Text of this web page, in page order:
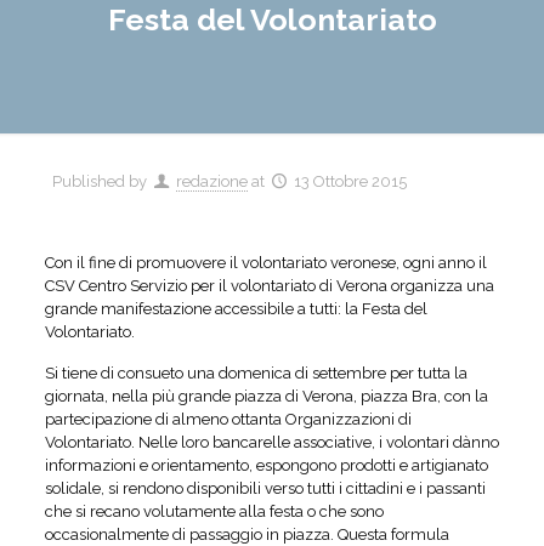
Festa del Volontariato
Published by redazione at 13 Ottobre 2015
Con il fine di promuovere il volontariato veronese, ogni anno il
CSV Centro Servizio per il volontariato di Verona organizza una
grande manifestazione accessibile a tutti: la Festa del
Volontariato.
Si tiene di consueto una domenica di settembre per tutta la
giornata, nella più grande piazza di Verona, piazza Bra, con la
partecipazione di almeno ottanta Organizzazioni di
Volontariato. Nelle loro bancarelle associative, i volontari dànno
informazioni e orientamento, espongono prodotti e artigianato
solidale, si rendono disponibili verso tutti i cittadini e i passanti
che si recano volutamente alla festa o che sono
occasionalmente di passaggio in piazza. Questa formula